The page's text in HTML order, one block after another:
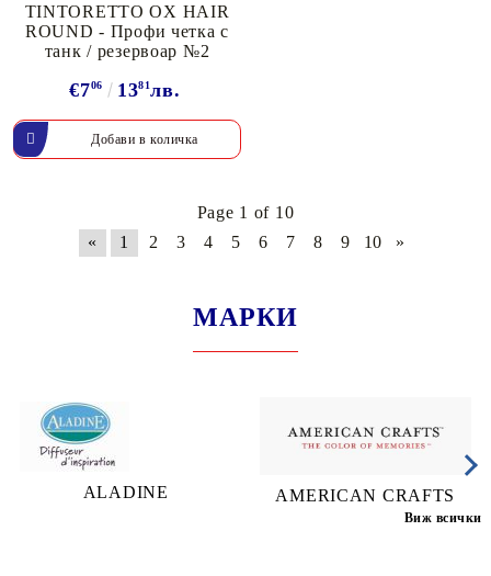
TINTORETTO OX HAIR
ROUND - Профи четка с
танк / резервоар №2
€706 1381лв.
Page 1 of 10
«
1 2 3 4 5 6 7 8 9 10 »
МАРКИ
ALADINE AMERICAN CRAFTS
Виж всички